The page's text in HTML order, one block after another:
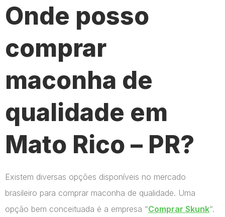
Onde posso
comprar
maconha de
qualidade em
Mato Rico – PR?
Existem diversas opções disponíveis no mercado
brasileiro para comprar maconha de qualidade. Uma
opção bem conceituada é a empresa “Comprar Skunk“.